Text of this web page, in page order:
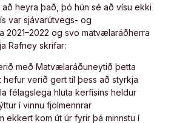
heyra það, þó hún sé að vísu ekki
var sjávarútvegs- og
2021–2022 og svo matvælaráðherra
Rafney skrifar:
með Matvælaráðuneytið þetta
verið gert til þess að styrkja
félagslega hluta kerfisins heldur
í vinnu fjölmennrar
ekkert kom út úr fyrir þá minnstu í